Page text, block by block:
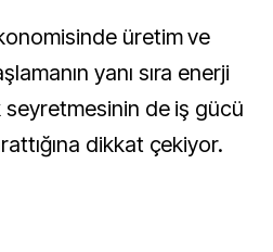
üretim ve
yanı sıra enerji
de iş gücü
dikkat çekiyor.